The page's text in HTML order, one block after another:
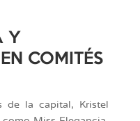
Y
EN COMITÉS
de la capital, Kristel